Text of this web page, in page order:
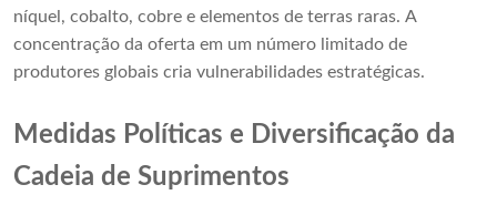
níquel, cobalto, cobre e elementos de terras raras. A
concentração da oferta em um número limitado de
produtores globais cria vulnerabilidades estratégicas.
Medidas Políticas e Diversificação da
Cadeia de Suprimentos